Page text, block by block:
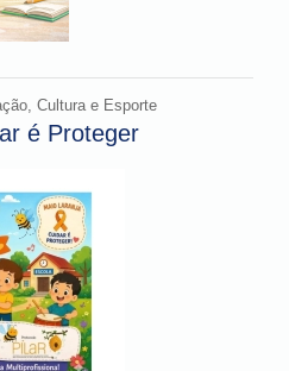
Cultura e Esporte
é Proteger